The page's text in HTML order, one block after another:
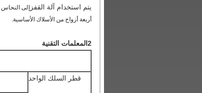
يتم استخدام آلة القفز
أربعة أزواج من الأسلاك الأساسية.
2المعلمات التقنية
قطر السلك الواحد